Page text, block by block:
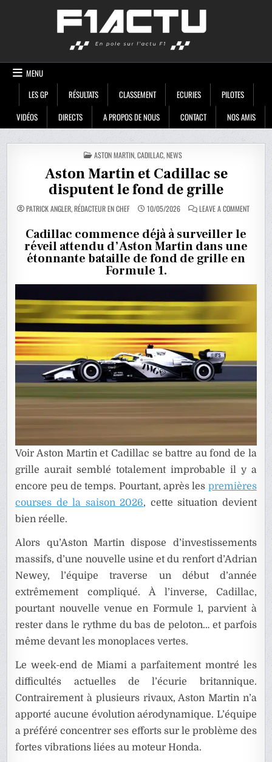
MENU
LES GP
RÉSULTATS CLASSEMENT ECURIES
PILOTES
VIDÉOS
DIRECTS A PROPOS DE NOUS CONTACT NOS AMIS
POSTED
IN
ASTON MARTIN,CADILLAC,NEWS
Aston Martin et Cadillac se
disputent le fond de grille
PATRICK ANGLER, RÉDACTEUR EN CHEF 10/05/2026 LEAVE A COMMENTON
ASTON
Cadillac commence déjà à surveiller le
réveil attendu d’Aston Martin dans une
étonnante bataille de fond de grille en
Formule 1.
Voir Aston Martin et Cadillac se battre au fond de la
grille aurait semblé totalement improbable il y a
encore peu de temps. Pourtant, après les premières
courses de la saison 2026, cette situation devient
bien réelle.
Alors qu’Aston Martin dispose d’investissements
massifs, d’une nouvelle usine et du renfort d’Adrian
Newey, l’équipe traverse un début d’année
extrêmement compliqué. À l’inverse, Cadillac,
pourtant nouvelle venue en Formule 1, parvient à
rester dans le rythme du bas de peloton… et parfois
même devant les monoplaces vertes.
Le week-end de Miami a parfaitement montré les
difficultés actuelles de l’écurie britannique.
Contrairement à plusieurs rivaux, Aston Martin n’a
apporté aucune évolution aérodynamique. L’équipe
a préféré concentrer ses efforts sur le problème des
fortes vibrations liées au moteur Honda.